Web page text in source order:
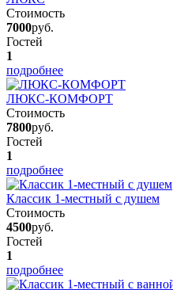
Стоимость
7000руб.
Гостей
1
подробнее
ЛЮКС-КОМФОРТ
Стоимость
7800руб.
Гостей
1
подробнее
Классик 1-местный с душем
Стоимость
4500руб.
Гостей
1
подробнее